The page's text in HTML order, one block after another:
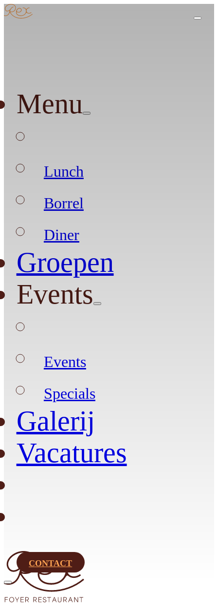
Menu
Lunch
Borrel
Diner
Groepen
Events
Events
Specials
Galerij
Vacatures
CONTACT